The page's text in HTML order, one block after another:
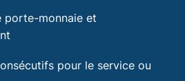
porte-monnaie et
pour le service ou